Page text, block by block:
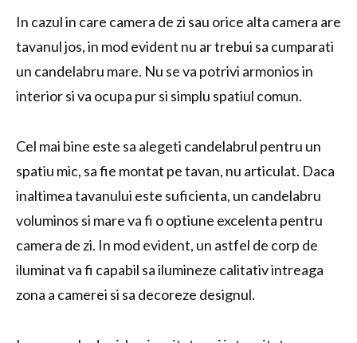
In cazul in care camera de zi sau orice alta camera are
tavanul jos, in mod evident nu ar trebui sa cumparati
un candelabru mare. Nu se va potrivi armonios in
interior si va ocupa pur si simplu spatiul comun.
Cel mai bine este sa alegeti candelabrul pentru un
spatiu mic, sa fie montat pe tavan, nu articulat. Daca
inaltimea tavanului este suficienta, un candelabru
voluminos si mare va fi o optiune excelenta pentru
camera de zi. In mod evident, un astfel de corp de
iluminat va fi capabil sa ilumineze calitativ intreaga
zona a camerei si sa decoreze designul.